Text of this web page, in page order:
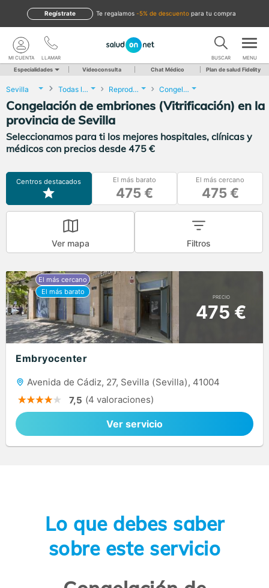
te regalamos -5% de descuento para tu compra
Regístrate
LLAMAR
MI CUENTA BUSCAR MENU
Especialidades Videoconsulta Chat Médico Plan de salud Fidelity
Sevilla Todas las localidades Reproducción asistida Congelación de embriones (Vitrificación)
Congelación de embriones (Vitrificación) en la
provincia de Sevilla
Seleccionamos para ti los mejores hospitales, clínicas y
médicos con precios desde 475 €
Centros destacados El más barato
475 €
El más cercano
475 €
Ver mapa Filtros
PRECIO
475 €
Embryocenter
Avenida de Cádiz, 27, Sevilla (Sevilla), 41004
7,5 (4 valoraciones)
Ver servicio
Lo que debes saber
sobre este servicio